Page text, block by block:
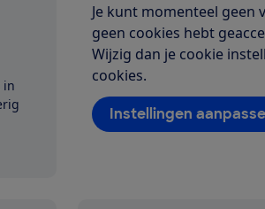
in
Je kunt momenteel
geen cookies hebt
Wijzig dan je cookie
cookies.
Instellingen